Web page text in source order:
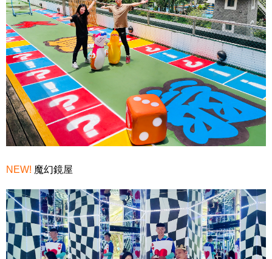
NEW! 魔幻鏡屋